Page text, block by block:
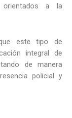
orientados a la
este tipo de
integral de
de manera
policial y